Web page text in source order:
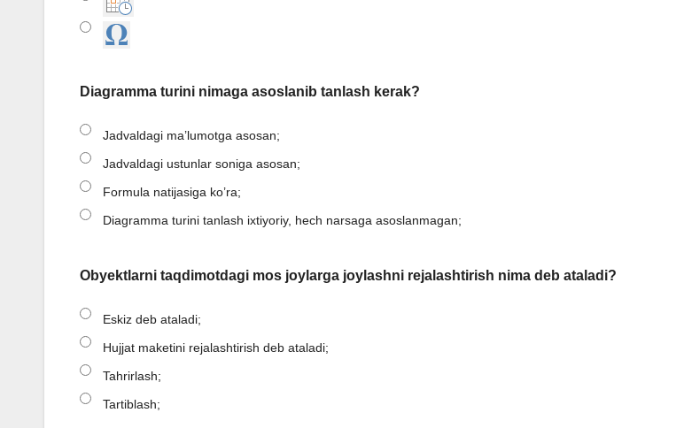
Diagramma turini nimaga asoslanib tanlash kerak?
Jadvaldagi ma’lumotga asosan;
Jadvaldagi ustunlar soniga asosan;
Formula natijasiga ko’ra;
Diagramma turini tanlash ixtiyoriy, hech narsaga asoslanmagan;
Obyektlarni taqdimotdagi mos joylarga joylashni rejalashtirish nima deb ataladi?
Eskiz deb ataladi;
Hujjat maketini rejalashtirish deb ataladi;
Tahrirlash;
Tartiblash;